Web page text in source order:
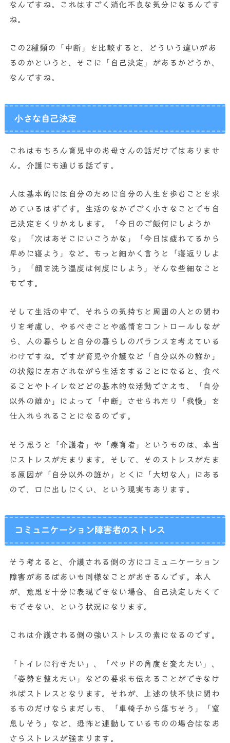
なんですね。これはすごく消化不良な気分になるんです
ね。
この2種類の「中断」を比較すると、どういう違いがあ
るのかというと、そこに「自己決定」があるかどうか、
なんですね。
小さな自己決定
これはもちろん育児中のお母さんの話だけではありませ
ん。介護にも通じる話です。
人は基本的には自分のために自分の人生を歩むことを求
めているはずです。生活のなかでごく小さなことでも自
己決定をくりかえします。「今日のご飯何にしようか
な」「次はあそこにいこうかな」「今日は疲れてるから
早めに寝よう」など。もっと細かく言うと「寝返りしよ
う」「顔を洗う温度は何度にしよう」そんな些細なこと
もです。
そして生活の中で、それらの気持ちと周囲の人との関わ
りを考慮し、やるべきことや感情をコントロールしなが
ら、人の暮らしと自分の暮らしのバランスを考えている
わけですね。ですが育児や介護など「自分以外の誰か」
の状態に左右されながら生活をすることになると、食べ
ることやトイレなどどの基本的な活動でさえも、「自分
以外の誰か」によって「中断」させられたり「我慢」を
仕入れられることになるのです。
そう思うと「介護者」や「療育者」というものは、本当
にストレスがたまります。そして、そのストレスがたま
る原因が「自分以外の誰か」とくに「大切な人」にある
ので、口に出しにくい、という現実もあります。
コミュニケーション障害者のストレス
そう考えると、介護される側の方にコミュニケーション
障害があるばあいも同様なことがおきるんです。本人
が、意思を十分に表現できない場合、自己決定したくて
もできない、という状況になります。
これは介護される側の強いストレスの素になるのです。
「トイレに行きたい」、「ベッドの角度を変えたい」、
「姿勢を整えたい」などの要求も伝えることができなけ
ればストレスとなります。それが、上述の快不快に関わ
るものだけならまだしも、「車椅子から落ちそう」「窒
息しそう」など、恐怖と連動しているものの場合はなお
さらストレスが強まります。